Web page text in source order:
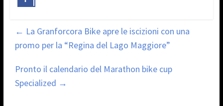
← La Granforcora Bike apre le iscizioni con una
promo per la “Regina del Lago Maggiore”
Pronto il calendario del Marathon bike cup
Specialized →